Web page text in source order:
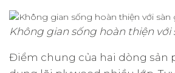
Không gian sống hoàn thiện với
Điểm chung của hai dòng sản